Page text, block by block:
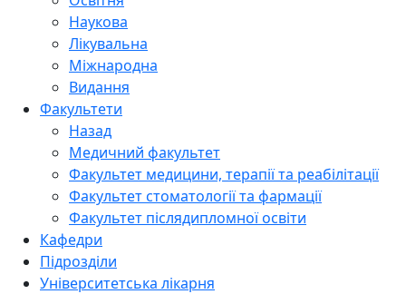
Наукова
Лікувальна
Міжнародна
Видання
Факультети
Назад
Медичний факультет
Факультет медицини, терапії та реабілітації
Факультет стоматології та фармації
Факультет післядипломної освіти
Кафедри
Підрозділи
Університетська лікарня